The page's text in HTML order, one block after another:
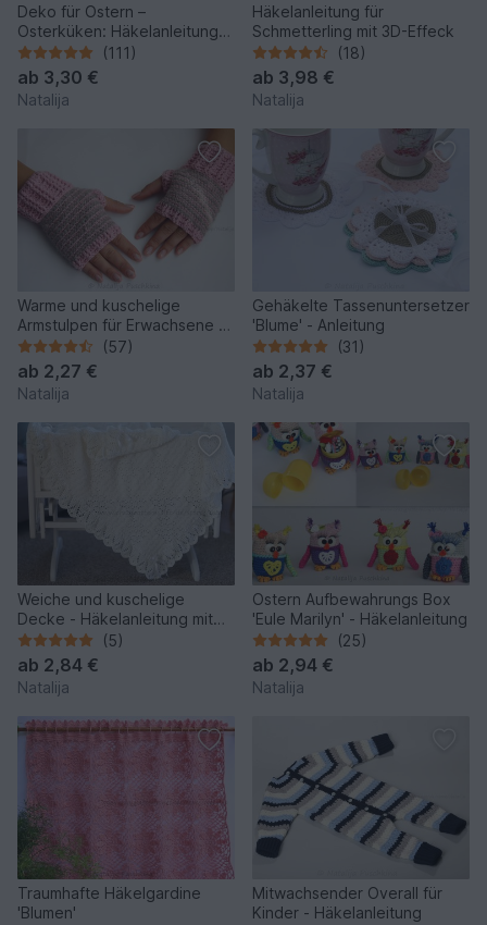
Deko für Ostern –
Osterküken: Häkelanleitung
für Anhänger(111)
ab 3,30 €
Natalija
Häkelanleitung für
Schmetterling mit 3D-Effeck
(18)
ab 3,98 €
Natalija
Warme und kuschelige
Armstulpen für Erwachsene -
Anleitung für Größen S, M, L.
(57)
ab 2,27 €
Natalija
Gehäkelte Tassenuntersetzer
'Blume' - Anleitung
(31)
ab 2,37 €
Natalija
Weiche und kuschelige
Decke - Häkelanleitung mit
Häkelschrift (5)
ab 2,84 €
Natalija
Ostern Aufbewahrungs Box
'Eule Marilyn' - Häkelanleitung
(25)
ab 2,94 €
Natalija
Traumhafte Häkelgardine
'Blumen'
Mitwachsender Overall für
Kinder - Häkelanleitung